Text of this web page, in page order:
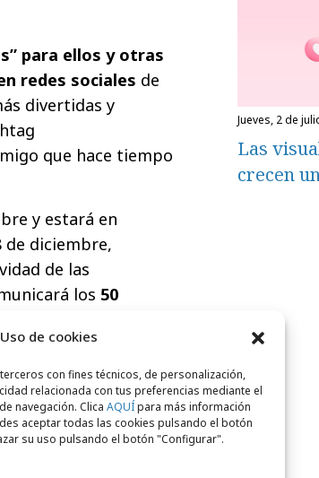
Uso de cookies
con fines técnicos, de personalización,
relacionada con tus preferencias mediante el
navegación. Clica AQUÍpara más información
aceptar todas las cookies pulsando el botón
su uso pulsando el botón "Configurar".
para ellos y otras
redes sociales de
divertidas y
que hace tiempo
y estará en
de diciembre,
de las
los 50
suban una foto con
más original, y el
gratis.
jueves, 2 de
Las
crecen